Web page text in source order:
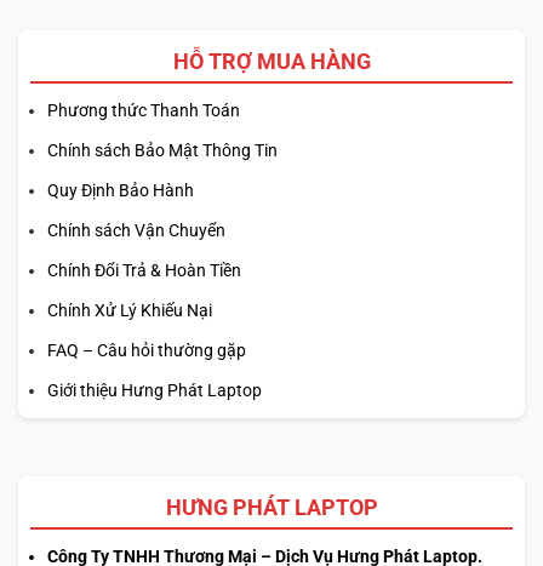
HỖ TRỢ MUA HÀNG
Phương thức Thanh Toán
Chính sách Bảo Mật Thông Tin
Quy Định Bảo Hành
Chính sách Vận Chuyển
Chính Đổi Trả & Hoàn Tiền
Chính Xử Lý Khiếu Nại
FAQ – Câu hỏi thường gặp
Giới thiệu Hưng Phát Laptop
HƯNG PHÁT LAPTOP
Công Ty TNHH Thương Mại – Dịch Vụ Hưng Phát Laptop.